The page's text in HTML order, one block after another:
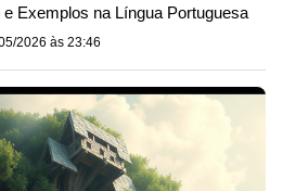
Exemplos na Língua Portuguesa
2026 às 23:46